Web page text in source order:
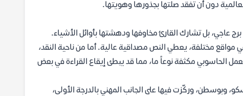
دون أن تفقد صلتها بجذورها وهويتها.
عاجي، بل تشارك القارئ مخاوفها ودهشتها بأوائل الأشياء.
مختلفة، يعطي النص مصداقية عالية. أما من ناحية النقد،
الحاسوبي مكثفة نوعاً ما، مما قد يبطئ إيقاع القراءة في بعض
وبوسطن، وركّزت فيها على الجانب المهني بالدرجة الأولى،